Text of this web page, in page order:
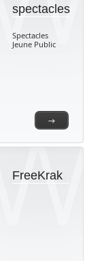
→
spectacles
Spectacles
Jeune Public
FreeKrak